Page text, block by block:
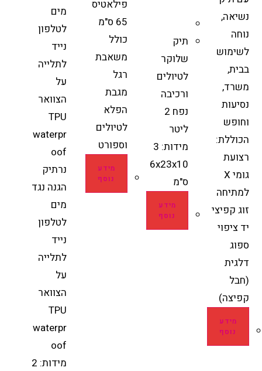
נשיאה,
נוחה
לשימוש
בבית,
משרד,
נסיעות
וחופש
הכוללת:
רצועת
גומי X
למתיחה
זוג קפיצי
יד ציפוי
ספוג
דלגית
(חבל
קפיצה)
מידע
נוסף
תיק
שלוקר
לטיולים
ורכיבה
נפח 2
ליטר
מידות: 3
6x23x10
ס"מ
מידע
נוסף
פילאטיס
65 ס"מ
כולל
משאבת
רגל
מגבת
הפלא
לטיולים
וספורט
מידע
נוסף
מים
לטלפון
נייד
לתלייה
על
הצוואר
TPU
waterpr
oof
נרתיק
הגנה נגד
מים
לטלפון
נייד
לתלייה
על
הצוואר
TPU
waterpr
oof
מידות: 2